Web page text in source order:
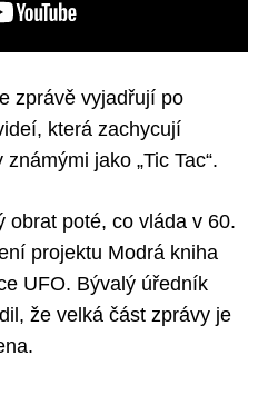
zprávě vyjadřují po
která zachycují
jako „Tic Tac“.
obrat poté, co vláda v 60.
projektu Modrá kniha
UFO. Bývalý úředník
že velká část zprávy je